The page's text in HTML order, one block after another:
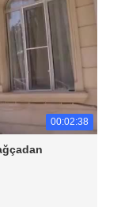
00:02:38